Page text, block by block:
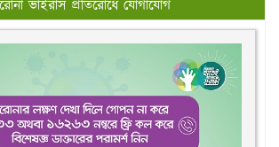
ভাইরাস প্রতিরোধে যোগাযোগ